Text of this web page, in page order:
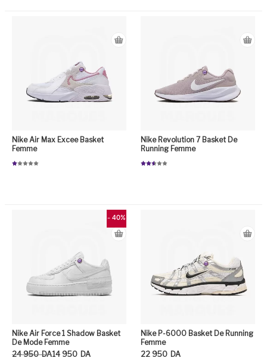
Nike Air Max Excee Basket
Femme
Nike Revolution 7 Basket De
Running Femme
- 40%
Nike Air Force 1 Shadow Basket
De Mode Femme
24 950 DA
Le prix initial était : 24 950DA.
14 950 DA
Le prix actuel est : 14 950DA.
Nike P-6000 Basket De Running
Femme
22 950 DA